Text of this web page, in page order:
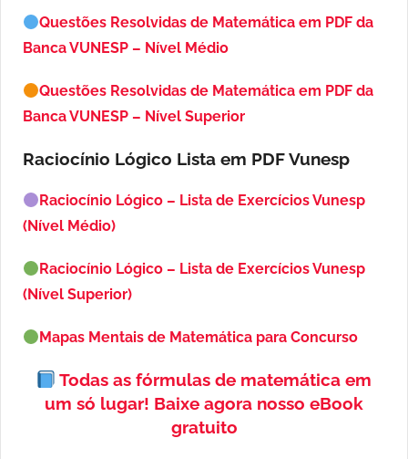
Questões Resolvidas de Matemática em PDF da
Banca VUNESP – Nível Médio
Questões Resolvidas de Matemática em PDF da
Banca VUNESP – Nível Superior
Raciocínio Lógico Lista em PDFVunesp
Raciocínio Lógico – Lista de Exercícios Vunesp
(Nível Médio)
Raciocínio Lógico – Lista de Exercícios Vunesp
(Nível Superior)
Mapas Mentais de Matemática para Concurso
Todas as fórmulas de matemática em
um só lugar! Baixe agora nosso eBook
gratuito